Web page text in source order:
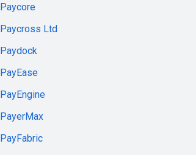
Paycore
Paycross Ltd
Paydock
PayEase
PayEngine
PayerMax
PayFabric